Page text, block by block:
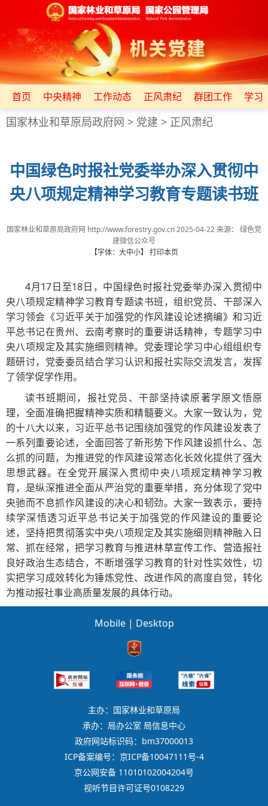
首页 中央精神 工作动态 正风肃纪 群团工作 学习
国家林业和草原局政府网 > 党建 > 正风肃纪
中国绿色时报社党委举办深入贯彻中
央八项规定精神学习教育专题读书班
国家林业和草原局政府网 http://www.forestry.gov.cn2025-04-22来源： 绿色党
建微信公众号
【字体： 大中小】 打印本页
4月17日至18日，中国绿色时报社党委举办深入贯彻中
央八项规定精神学习教育专题读书班，组织党员、干部深入
学习领会《习近平关于加强党的作风建设论述摘编》和习近
平总书记在贵州、云南考察时的重要讲话精神，专题学习中
央八项规定及其实施细则精神。党委理论学习中心组组织专
题研讨，党委委员结合学习认识和报社实际交流发言，发挥
了领学促学作用。
读书班期间，报社党员、干部坚持读原著学原文悟原
理，全面准确把握精神实质和精髓要义。大家一致认为，党
的十八大以来，习近平总书记围绕加强党的作风建设发表了
一系列重要论述，全面回答了新形势下作风建设抓什么、怎
么抓的问题，为推进党的作风建设常态化长效化提供了强大
思想武器。在全党开展深入贯彻中央八项规定精神学习教
育，是纵深推进全面从严治党的重要举措，充分体现了党中
央驰而不息抓作风建设的决心和韧劲。大家一致表示，要持
续学深悟透习近平总书记关于加强党的作风建设的重要论
述，坚持把贯彻落实中央八项规定及其实施细则精神融入日
常、抓在经常，把学习教育与推进林草宣传工作、营造报社
良好政治生态结合，不断增强学习教育的针对性实效性，切
实把学习成效转化为锤炼党性、改进作风的高度自觉，转化
为推动报社事业高质量发展的具体行动。
Mobile | Desktop
主办：国家林业和草原局
承办：局办公室 局信息中心
政府网站标识码：bm37000013
ICP备案编号：京ICP备10047111号-4
京公网安备 11010102004204号
视听节目许可证号0108229